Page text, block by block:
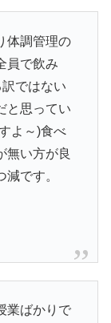
体調管理の
員で飲み
ではない
と思ってい
よ～)食べ
無い方が良
です。
業ばかりで